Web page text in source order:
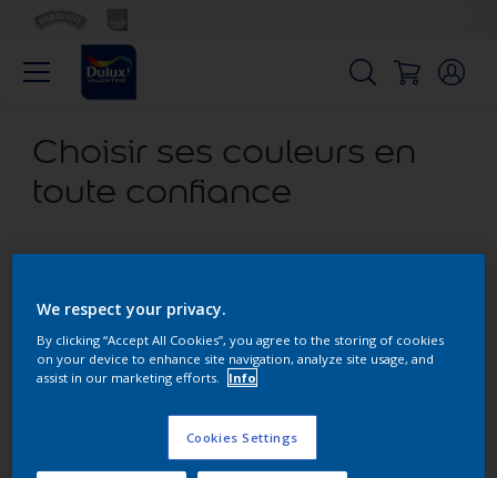
Choisir ses couleurs en
toute confiance
Parmi toutes ces couleurs, quelle est celle qu’il vous faut?
We respect your privacy.
By clicking “Accept All Cookies”, you agree to the storing of cookies
on your device to enhance site navigation, analyze site usage, and
assist in our marketing efforts.
Info
Cookies Settings